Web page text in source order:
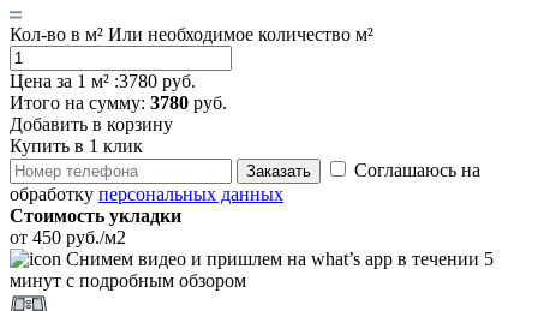
Кол-во в м² Или необходимое количество м²
Цена за 1 м² :3780 руб.
Итого на сумму: 3780 руб.
Добавить в корзину
Купить в 1 клик
Заказать
Соглашаюсь на
обработку персональных данных
Стоимость укладки
от 450 руб./м2
Снимем видео и пришлем на what’s app в течении 5
минут с подробным обзором